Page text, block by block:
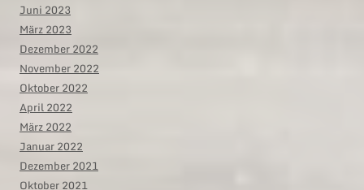
Juni 2023
März 2023
Dezember 2022
November 2022
Oktober 2022
April 2022
März 2022
Januar 2022
Dezember 2021
Oktober 2021